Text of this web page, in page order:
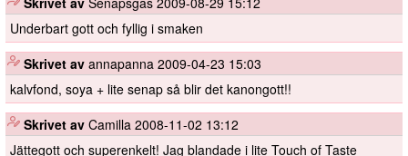
Underbart gott och fyllig i smaken
Skrivet av annapanna 2009-04-23 15:03
kalvfond, soya + lite senap så blir det kanongott!!
Skrivet av Camilla 2008-11-02 13:12
Jättegott och superenkelt! Jag blandade i lite Touch of Taste